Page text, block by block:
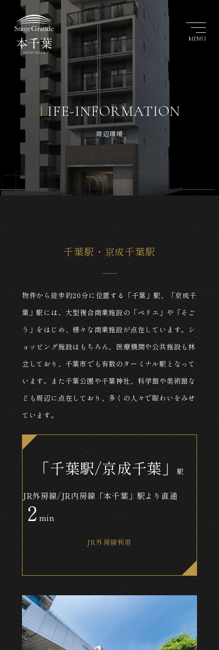
MENU
LIFE-INFORMATION
周辺環境
千葉駅・京成千葉駅
物件から徒歩約20分に位置する「千葉」駅、「京成千
葉」駅には、大型複合商業施設の「ペリエ」や「そご
う」をはじめ、様々な商業施設が点在しています。シ
ョッピング施設はもちろん、医療機関や公共施設も林
立しており、千葉市でも有数のターミナル駅となって
います。また千葉公園や千葉神社、科学館や美術館な
ども周辺に点在しており、多くの人々で賑わいをみせ
ています。
「千葉駅/京成千葉」駅
JR外房線/JR内房線「本千葉」駅より直通
2 min
JR外房線利用